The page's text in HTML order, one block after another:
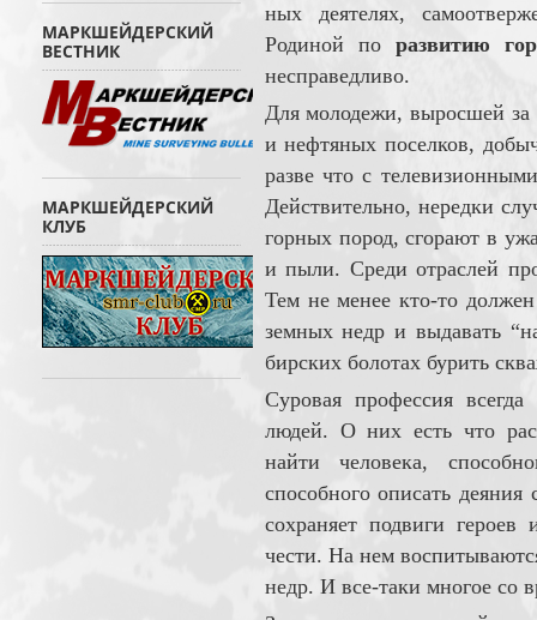
ных дея­те­лях,
Родиной поразвитию
несправед­ливо.
Для молодежи, выросшей за
и нефтяных по­селков,
разве что с
Дей­ст­ви­тель­но, нередки
горных пород, сгорают в
и пыли. Сре­ди отраслей
Тем не менее кто-то
земных недр и выдавать
бирских боло­тах бурить
Суровая профессия
людей. О них есть что
найти человека,
способного описать
сохраняет под­ви­ги героев
чести. На нем
недр. И все-таки многое со
МАРКШЕЙДЕРСКИЙ
ВЕСТНИК
МАРКШЕЙДЕРСКИЙ
КЛУБ